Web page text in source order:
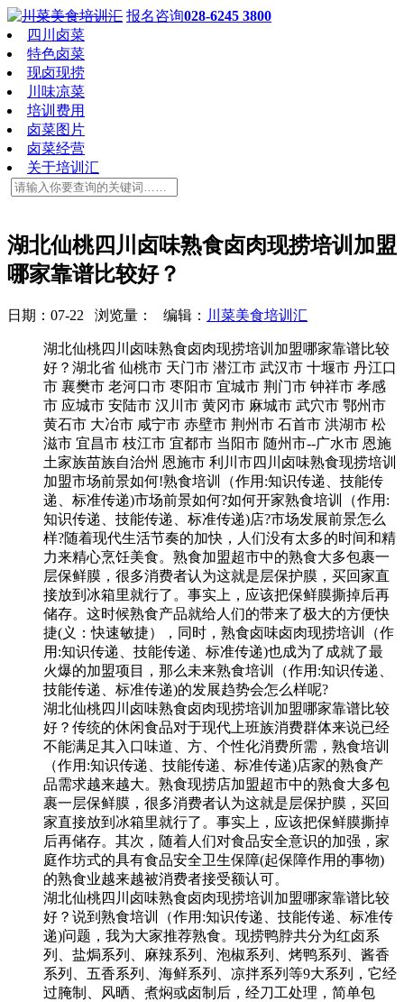
报名咨询028-6245 3800
四川卤菜
特色卤菜
现卤现捞
川味凉菜
培训费用
卤菜图片
卤菜经营
关于培训汇
湖北仙桃四川卤味熟食卤肉现捞培训加盟
哪家靠谱比较好？
日期：07-22 浏览量： 编辑： 川菜美食培训汇
湖北仙桃四川卤味熟食卤肉现捞培训加盟哪家靠谱比较
好？湖北省 仙桃市 天门市 潜江市 武汉市 十堰市 丹江口
市 襄樊市 老河口市 枣阳市 宜城市 荆门市 钟祥市 孝感
市 应城市 安陆市 汉川市 黄冈市 麻城市 武穴市 鄂州市
黄石市 大冶市 咸宁市 赤壁市 荆州市 石首市 洪湖市 松
滋市 宜昌市 枝江市 宜都市 当阳市 随州市--广水市 恩施
土家族苗族自治州 恩施市 利川市四川卤味熟食现捞培训
加盟市场前景如何!熟食培训（作用:知识传递、技能传
递、标准传递)市场前景如何?如何开家熟食培训（作用:
知识传递、技能传递、标准传递)店?市场发展前景怎么
样?随着现代生活节奏的加快，人们没有太多的时间和精
力来精心烹饪美食。熟食加盟超市中的熟食大多包裹一
层保鲜膜，很多消费者认为这就是层保护膜，买回家直
接放到冰箱里就行了。事实上，应该把保鲜膜撕掉后再
储存。这时候熟食产品就给人们的带来了极大的方便快
捷(义：快速敏捷），同时，熟食卤味卤肉现捞培训（作
用:知识传递、技能传递、标准传递)也成为了成就了最
火爆的加盟项目，那么未来熟食培训（作用:知识传递、
技能传递、标准传递)的发展趋势会怎么样呢?
湖北仙桃四川卤味熟食卤肉现捞培训加盟哪家靠谱比较
好？传统的休闲食品对于现代上班族消费群体来说已经
不能满足其入口味道、方、个性化消费所需，熟食培训
（作用:知识传递、技能传递、标准传递)店家的熟食产
品需求越来越大。熟食现捞店加盟超市中的熟食大多包
裹一层保鲜膜，很多消费者认为这就是层保护膜，买回
家直接放到冰箱里就行了。事实上，应该把保鲜膜撕掉
后再储存。其次，随着人们对食品安全意识的加强，家
庭作坊式的具有食品安全卫生保障(起保障作用的事物)
的熟食业越来越被消费者接受额认可。
湖北仙桃四川卤味熟食卤肉现捞培训加盟哪家靠谱比较
好？说到熟食培训（作用:知识传递、技能传递、标准传
递)问题，我为大家推荐熟食。现捞鸭脖共分为红卤系
列、盐焗系列、麻辣系列、泡椒系列、烤鸭系列、酱香
系列、五香系列、海鲜系列、凉拌系列等9大系列，它经
过腌制、风晒、煮焖或卤制后，经刀工处理，简单包